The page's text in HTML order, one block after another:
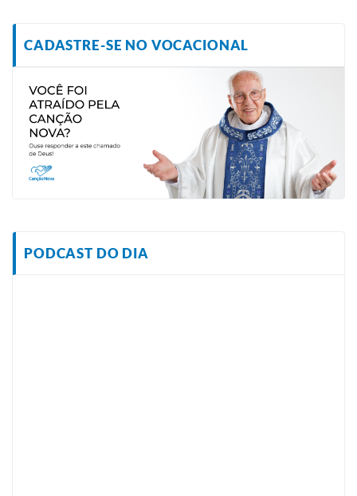
CADASTRE-SE NO VOCACIONAL
PODCAST DO DIA